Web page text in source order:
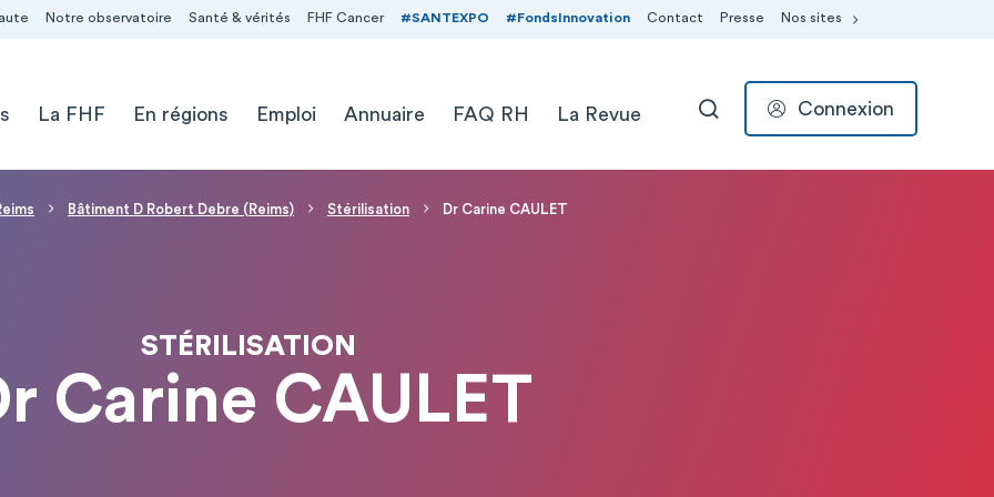
Notre observatoire Santé & vérités FHF Cancer #SANTEXPO #FondsInnovation Contact Presse Nos sites
La FHF En régions Emploi Annuaire FAQ RH La Revue RECHERCHER
Connexion
Bâtiment D Robert Debre (Reims) Stérilisation Dr Carine CAULET
STÉRILISATION
Carine CAULET